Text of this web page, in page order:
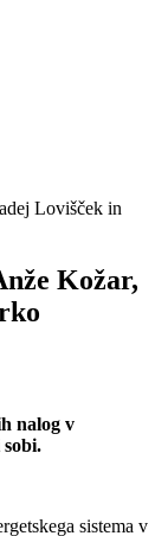
Lovišček in
Kožar,
nalog v
sobi.
sistema v